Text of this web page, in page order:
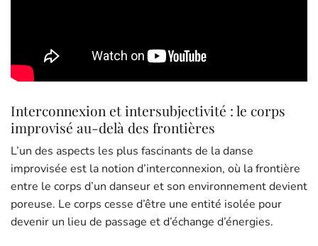
Interconnexion et intersubjectivité : le corps
improvisé au-delà des frontières
L’un des aspects les plus fascinants de la danse
improvisée est la notion d’interconnexion, où la frontière
entre le corps d’un danseur et son environnement devient
poreuse. Le corps cesse d’être une entité isolée pour
devenir un lieu de passage et d’échange d’énergies.